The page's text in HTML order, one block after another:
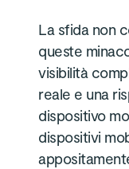
La sfida non
queste
visibilità
reale e una
dispositivo
dispositivi